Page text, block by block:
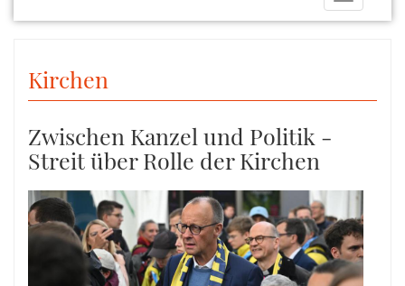
Kirchen
Zwischen Kanzel und Politik -
Streit über Rolle der Kirchen